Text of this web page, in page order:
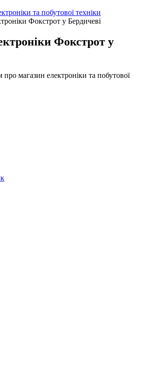
та побутової техніки
Фокстрот у Бердичеві
Фокстрот у
про магазин електроніки та побутової